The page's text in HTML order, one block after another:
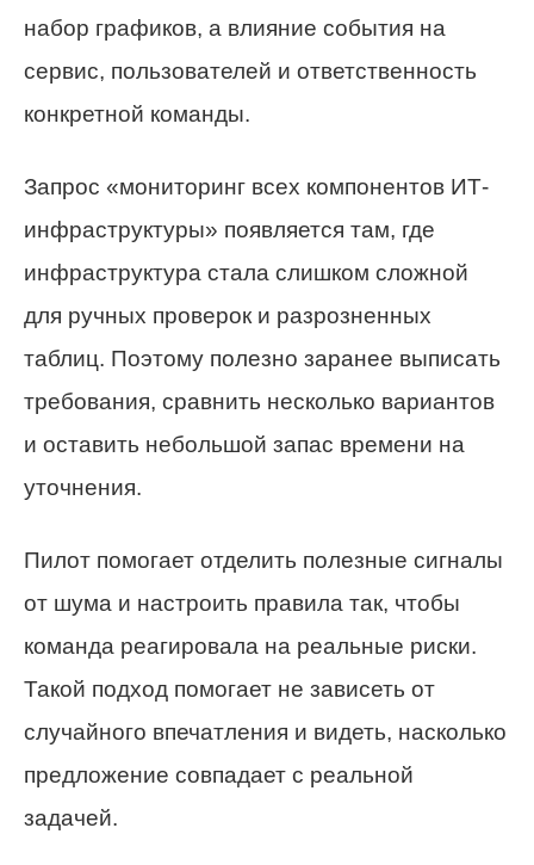
набор графиков, а влияние события на
сервис, пользователей и ответственность
конкретной команды.
Запрос «мониторинг всех компонентов ИТ-
инфраструктуры» появляется там, где
инфраструктура стала слишком сложной
для ручных проверок и разрозненных
таблиц. Поэтому полезно заранее выписать
требования, сравнить несколько вариантов
и оставить небольшой запас времени на
уточнения.
Пилот помогает отделить полезные сигналы
от шума и настроить правила так, чтобы
команда реагировала на реальные риски.
Такой подход помогает не зависеть от
случайного впечатления и видеть, насколько
предложение совпадает с реальной
задачей.